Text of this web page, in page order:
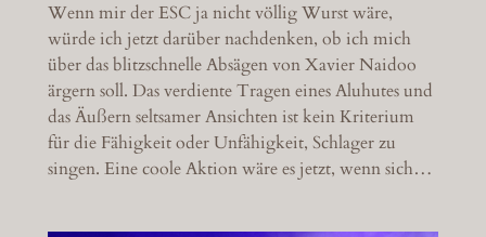
Wenn mir der ESC ja nicht völlig Wurst wäre,
würde ich jetzt darüber nachdenken, ob ich mich
über das blitzschnelle Absägen von Xavier Naidoo
ärgern soll. Das verdiente Tragen eines Aluhutes und
das Äußern seltsamer Ansichten ist kein Kriterium
für die Fähigkeit oder Unfähigkeit, Schlager zu
singen. Eine coole Aktion wäre es jetzt, wenn sich…